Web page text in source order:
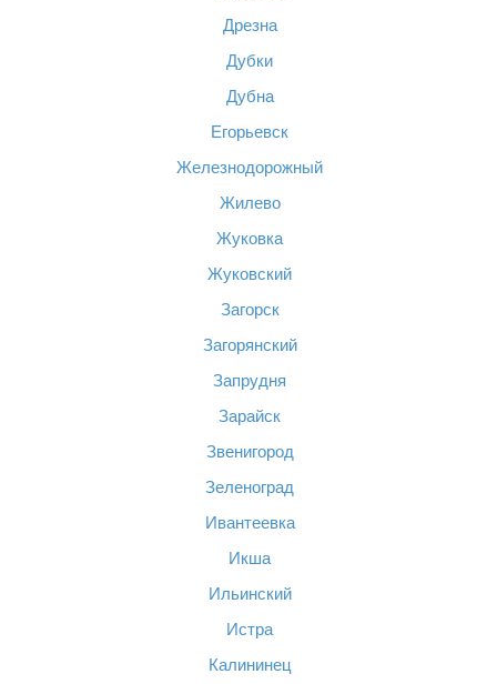
Дрезна
Дубки
Дубна
Егорьевск
Железнодорожный
Жилево
Жуковка
Жуковский
Загорск
Загорянский
Запрудня
Зарайск
Звенигород
Зеленоград
Ивантеевка
Икша
Ильинский
Истра
Калининец